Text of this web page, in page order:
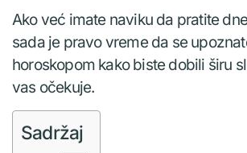
Ako već imate naviku da pratite
sada je pravo vreme da se
horoskopom kako biste dobili širu
vas očekuje.
Sadržaj